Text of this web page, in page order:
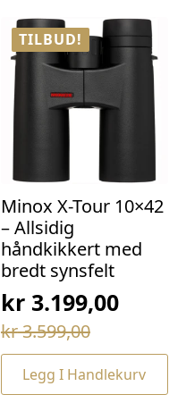
TILBUD!
Minox X-Tour 10×42
– Allsidig
håndkikkert med
bredt synsfelt
kr3.599,00
Opprinnelig
pris
var:
kr3.199,00
Nåværende
pris
er:Legg I Handlekurv